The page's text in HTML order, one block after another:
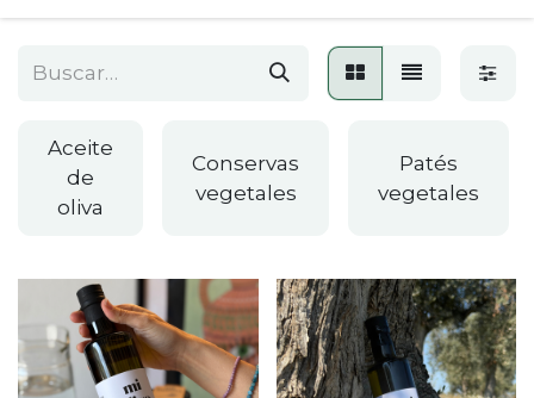
Aceite
de
oliva
Conservas
vegetales
Patés
vegetales